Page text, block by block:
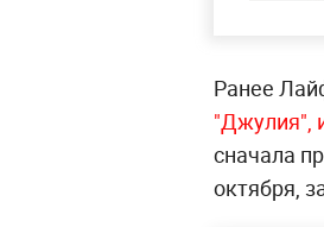
Ранее
"Джулия",
сначала
октября,